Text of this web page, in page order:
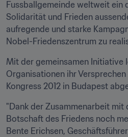
Fussballgemeinde weltweit ein
Solidarität und Frieden
aufregende und starke
Nobel-Friedenszentrum zu
Mit der gemeinsamen Initiative
Organisationen ihr Versprechen
Kongress 2012 in Budapest
"Dank der Zusammenarbeit mit
Botschaft des Friedens noch
Bente Erichsen,